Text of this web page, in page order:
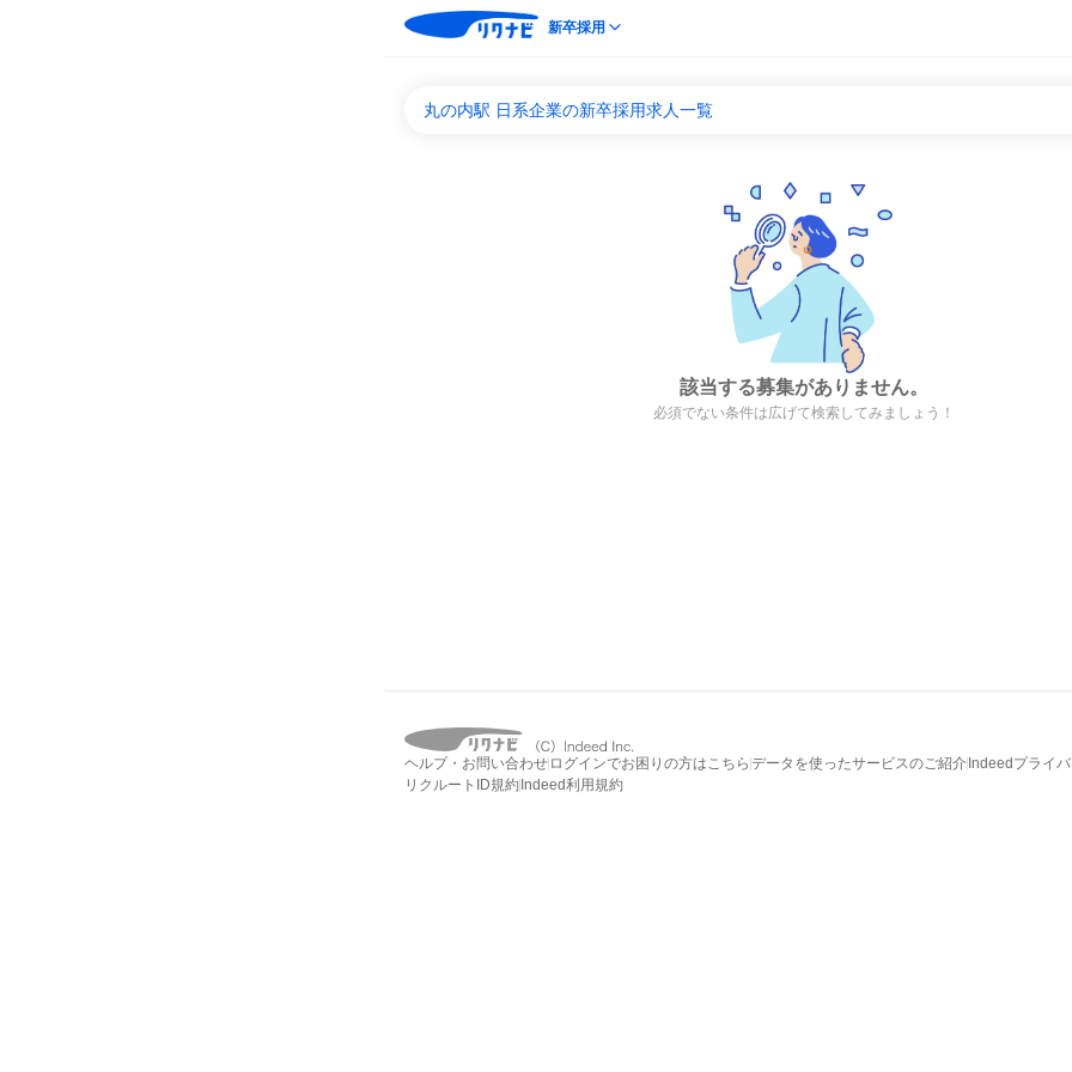
新卒採用
丸の内駅 日系企業の新卒採用求人一覧
該当する募集がありません。
必須でない条件は広げて検索してみましょう！
ヘルプ・お問い合わせ ログインでお困りの方はこちら データを使ったサービスのご紹介 Indeedプライ
リクルートID規約 Indeed利用規約